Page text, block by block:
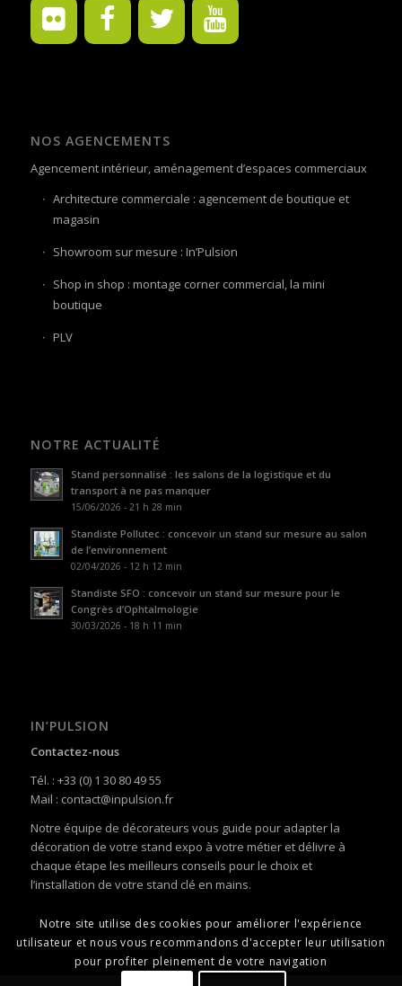
NOS AGENCEMENTS
Agencement intérieur, aménagement d’espaces commerciaux
Architecture commerciale : agencement de boutique et
magasin
Showroom sur mesure : In’Pulsion
Shop in shop : montage corner commercial, la mini
boutique
PLV
NOTRE ACTUALITÉ
Stand personnalisé : les salons de la logistique et du
transport à ne pas manquer
15/06/2026 - 21 h 28 min
Standiste Pollutec : concevoir un stand sur mesure au salon
de l’environnement
02/04/2026 - 12 h 12 min
Standiste SFO : concevoir un stand sur mesure pour le
Congrès d’Ophtalmologie
30/03/2026 - 18 h 11 min
IN’PULSION
Contactez-nous
Tél. : +33 (0) 1 30 80 49 55
Mail : contact@inpulsion.fr
Notre équipe de décorateurs vous guide pour adapter la
décoration de votre stand expo à votre métier et délivre à
chaque étape les meilleurs conseils pour le choix et
l’installation de votre stand clé en mains.
Notre site utilise des cookies pour améliorer l'expérience
utilisateur et nous vous recommandons d'accepter leur utilisation
pour profiter pleinement de votre navigation